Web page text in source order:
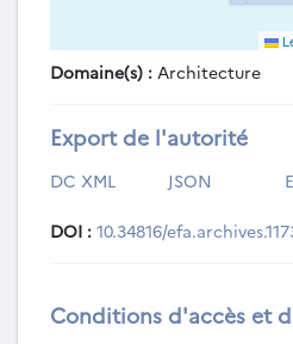
Domaine(s) : Architecture
Export de l'autorité
DC XML JSON
DOI : 10.34816/
Conditions d'accès et